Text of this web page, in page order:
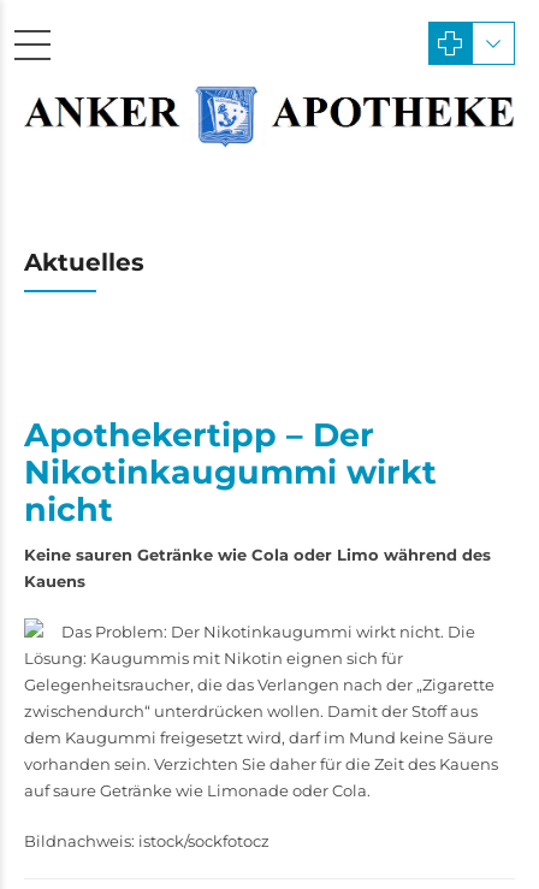
Aktuelles
Apothekertipp – Der
Nikotinkaugummi wirkt
nicht
Keine sauren Getränke wie Cola oder Limo während des
Kauens
Das Problem: Der Nikotinkaugummi wirkt nicht. Die
Lösung: Kaugummis mit Nikotin eignen sich für
Gelegenheitsraucher, die das Verlangen nach der „Zigarette
zwischendurch“ unterdrücken wollen. Damit der Stoff aus
dem Kaugummi freigesetzt wird, darf im Mund keine Säure
vorhanden sein. Verzichten Sie daher für die Zeit des Kauens
auf saure ­­Getränke wie Limonade oder Cola.
Bildnachweis: istock/sockfotocz